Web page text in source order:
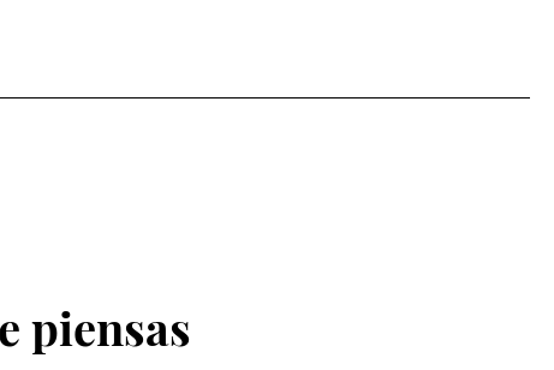
piensas